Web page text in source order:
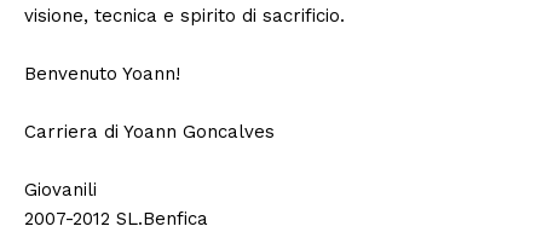
visione, tecnica e spirito di sacrificio.
Benvenuto Yoann!
Carriera di Yoann Goncalves
Giovanili
2007-2012 SL.Benfica